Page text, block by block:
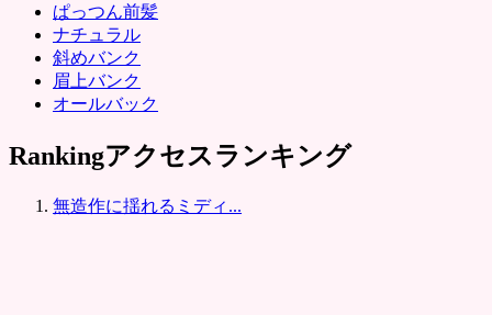
ぱっつん前髪
ナチュラル
斜めバンク
眉上バンク
オールバック
Rankingアクセスランキング
無造作に揺れるミディ...